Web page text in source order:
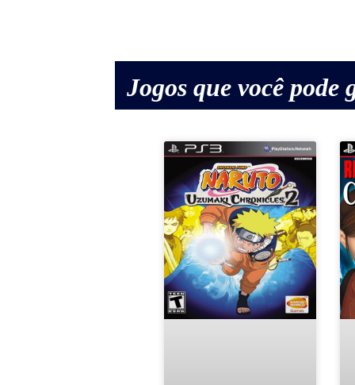
Jogos que você pode